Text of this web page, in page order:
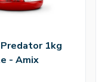
1kg
- Amix